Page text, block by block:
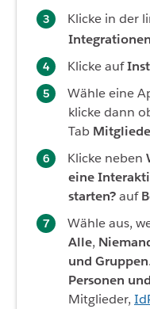
Klicke in der
Integrationen
Klicke auf
Wähle eine
klicke dann
Tab
Klicke neben
eine
starten?auf
Wähle aus,
Alle,
und Gruppen
Personen
Mitglieder,